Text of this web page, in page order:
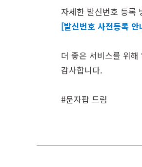
자세한 발신번호 등록
[발신번호 사전등록 안
더 좋은 서비스를 위
감사합니다.
#문자팝 드림